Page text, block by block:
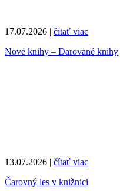
17.07.2026 | čítať viac
Nové knihy – Darované knihy
13.07.2026 | čítať viac
Čarovný les v knižnici